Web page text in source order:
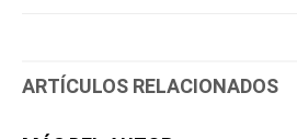
ARTÍCULOS RELACIONADOS